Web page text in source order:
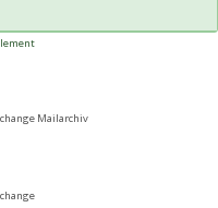
Mailarchiv